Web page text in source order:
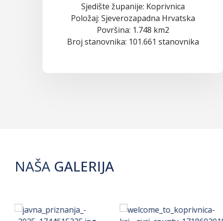
Sjedište županije: Koprivnica
Položaj: Sjeverozapadna Hrvatska
Površina: 1.748 km2
Broj stanovnika: 101.661 stanovnika
NAŠA GALERIJA